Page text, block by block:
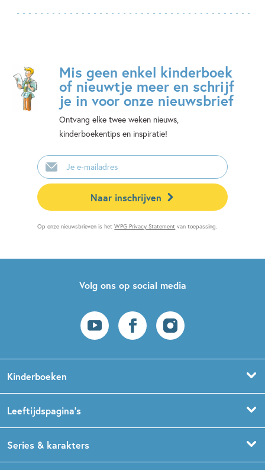
Mis geen enkel kinderboek
of nieuwtje meer en schrijf
je in voor onze nieuwsbrief
Ontvang elke twee weken nieuws,
kinderboekentips en inspiratie!
E-
mailadres
Naar inschrijven
Op onze nieuwsbrieven is hetWPG Privacy Statement van toepassing.
Volg ons op social media
Kinderboeken
Prentenboeken
Leeftijdspagina’s
Boekentips 1,5 - 3 jaar
Series & karakters